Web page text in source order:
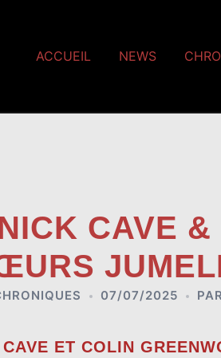
ACCUEIL NEWS
CAVE
07/07/2025 PAR
ET COLIN